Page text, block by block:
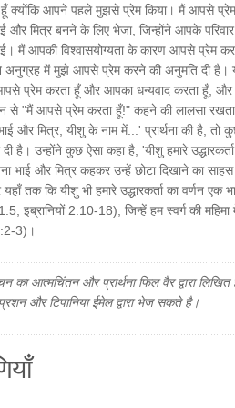
हूँ क्योंकि आपने पहले मुझसे प्रेम किया। मैं आपसे
और मित्र बनने के लिए भेजा, जिन्होंने आपके
मैं आपकी विश्वासयोग्यता के कारण आपसे प्रेम
में मुझे आपसे प्रेम करने की अनुमति दी है।
प्रेम करता हूँ और आपका धन्यवाद करता हूँ,
से "मैं आपसे प्रेम करता हूँ!" कहने की लालसा रखता
और मित्र, यीशु के नाम में...' प्रार्थना की है, तो
दी है। उन्होंने कुछ ऐसा कहा है, 'यीशु हमारे
भाई और मित्र कहकर उन्हें छोटा दिखाने का
तक कि यीशु भी हमारे उद्धारकर्ता का वर्णन
इब्रानियों 2:10-18), जिन्हें हम स्वर्ग की
3)।
का आत्मचिंतन और प्रार्थना फिल वैर द्वारा लिखित
और टिपानिया ईमेल द्वारा भेज सकते है।